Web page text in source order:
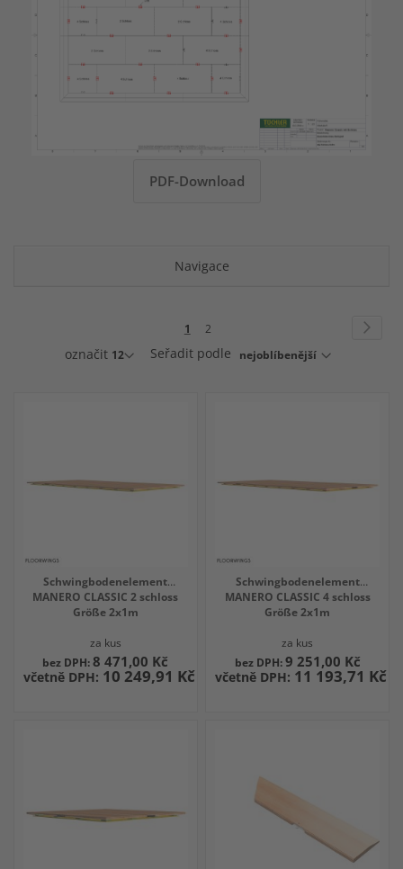
PDF-Download
Navigace
Stránka
Právě
si
1 Stránka
2
označit Seřadit podle
Schwingbodenelement
MANERO CLASSIC 2 schloss
Größe 2x1m
za kus
10 249,91 Kč
8 471,00 Kč
Schwingbodenelement
MANERO CLASSIC 4 schloss
Größe 2x1m
za kus
11 193,71 Kč
9 251,00 Kč